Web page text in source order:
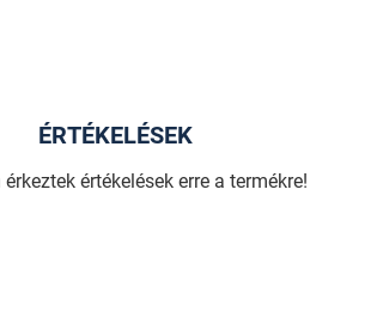
ÉRTÉKELÉSEK
értékelések erre a termékre!